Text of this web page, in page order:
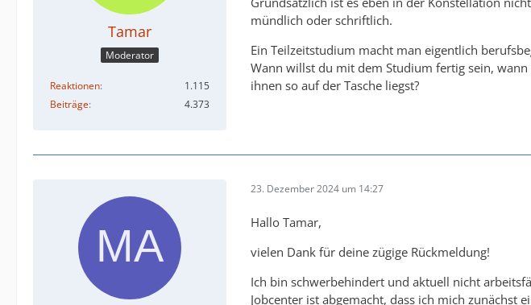
Tamar
Moderator
Reaktionen
1.115
Beiträge
4.373
mündlich oder schriftlich.
Ein Teilzeitstudium macht man eigentlich
Wann willst du mit dem Studium fertig sein,
ihnen so auf der Tasche liegst?
23. Dezember 2024 um 14:27
Hallo Tamar,
vielen Dank für deine zügige Rückmeldung!
Ich bin schwerbehindert und aktuell nicht
Jobcenter ist abgemacht, dass ich mich zunächst